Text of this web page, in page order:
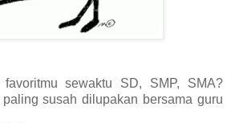
sewaktu SD, SMP, SMA?
susah dilupakan bersama guru